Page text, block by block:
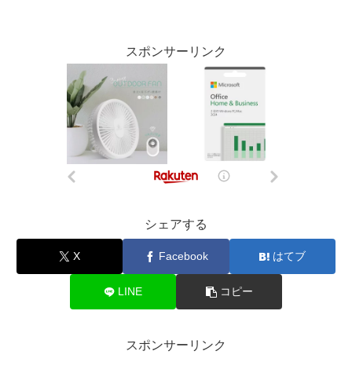
スポンサーリンク
シェアする
X Facebook はてブ
LINE コピー
スポンサーリンク